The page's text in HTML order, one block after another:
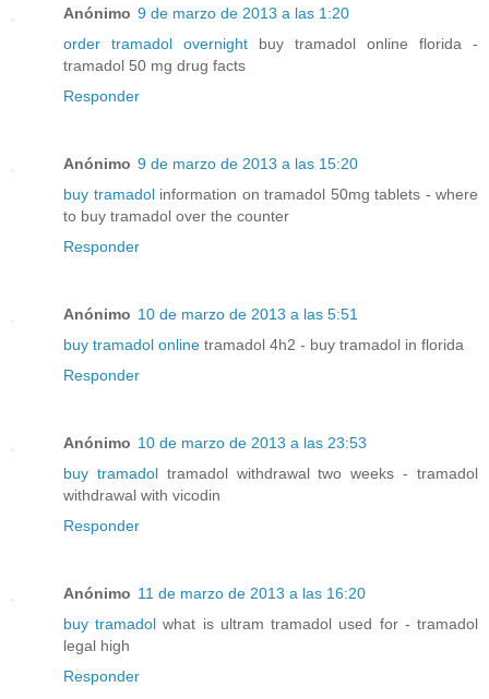
Anónimo 9 de marzo de 2013 a las 1:20
order tramadol overnight buy tramadol online florida -
tramadol 50 mg drug facts
Responder
Anónimo 9 de marzo de 2013 a las 15:20
buy tramadolinformation on tramadol 50mg tablets - where
to buy tramadol over the counter
Responder
Anónimo 10 de marzo de 2013 a las 5:51
buy tramadol online tramadol 4h2 - buy tramadol in florida
Responder
Anónimo 10 de marzo de 2013 a las 23:53
buy tramadoltramadol withdrawal two weeks - tramadol
withdrawal with vicodin
Responder
Anónimo 11 de marzo de 2013 a las 16:20
buy tramadol what is ultram tramadol used for - tramadol
legal high
Responder